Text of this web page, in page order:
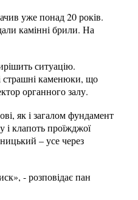
уже понад 20 років.
камінні брили. На
ситуацію.
страшні каменюки, що
органного залу.
як і загалом фундамент
і клапоть проїжджої
– усе через
- розповідає пан